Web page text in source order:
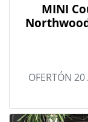
MINI
OFERTÓN